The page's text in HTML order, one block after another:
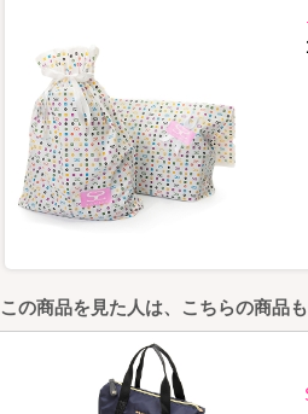
この商品を見た人は、こちらの商品